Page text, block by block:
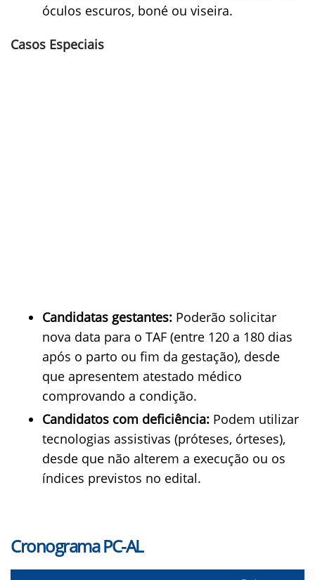
óculos escuros, boné ou viseira.
Casos Especiais
Candidatas gestantes: Poderão solicitar
nova data para o TAF (entre 120 a 180 dias
após o parto ou fim da gestação), desde
que apresentem atestado médico
comprovando a condição.
Candidatos com deficiência: Podem utilizar
tecnologias assistivas (próteses, órteses),
desde que não alterem a execução ou os
índices previstos no edital.
Cronograma PC-AL